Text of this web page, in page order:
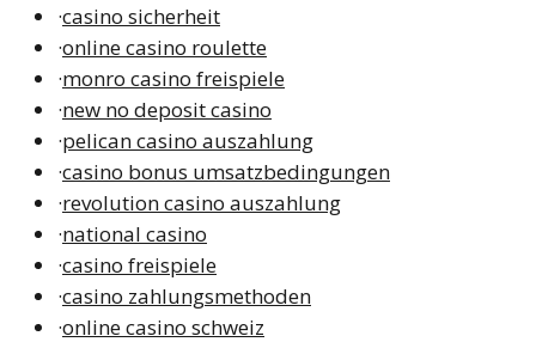
·casino sicherheit
·online casino roulette
·monro casino freispiele
·new no deposit casino
·pelican casino auszahlung
·casino bonus umsatzbedingungen
·revolution casino auszahlung
·national casino
·casino freispiele
·casino zahlungsmethoden
·online casino schweiz